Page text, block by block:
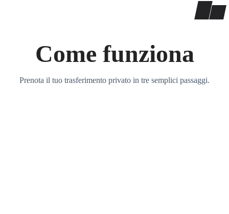
Come funziona
Prenota il tuo trasferimento privato in tre semplici passaggi.